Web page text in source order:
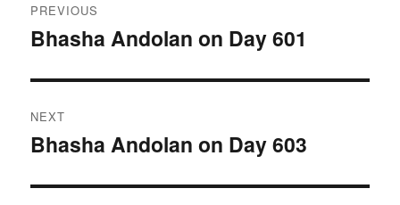
navigation
PREVIOUS
Previous
Bhasha Andolan on Day 601
NEXT
Next
Bhasha Andolan on Day 603